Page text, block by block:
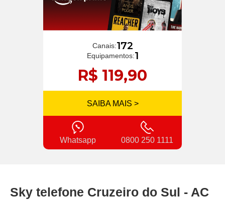
Canais:172
Equipamentos:1
R$ 119,90
SAIBA MAIS >
Whatsapp 0800 250 1111
Sky telefone Cruzeiro do Sul - AC